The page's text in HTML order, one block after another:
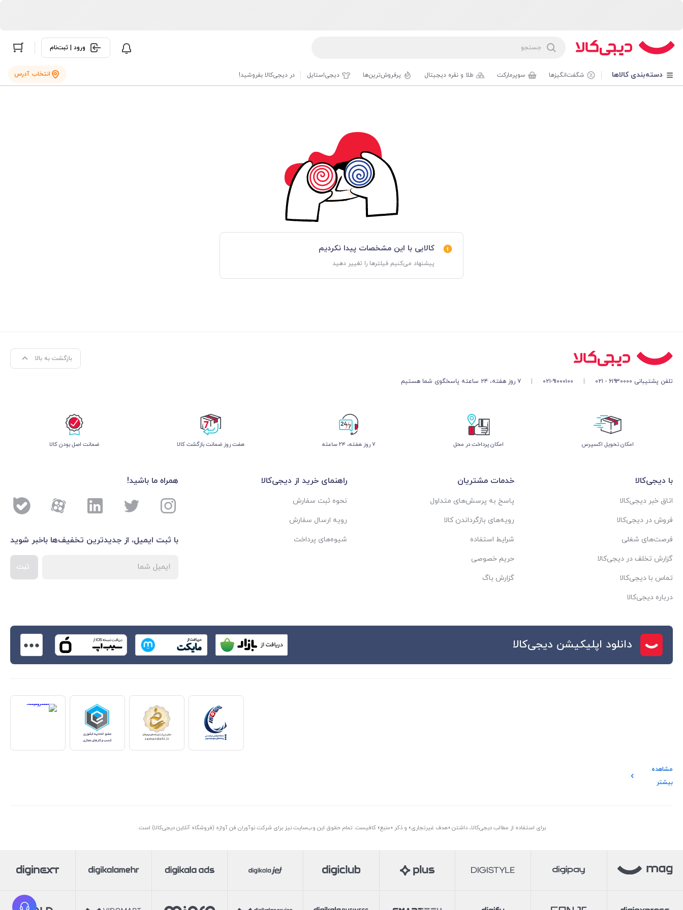
ورود | ثبت‌نام
دسته‌بندی کالاها شگفت‌انگیزها سوپرمارکت طلا و نقره دیجیتال پرفروش‌ترین‌ها دیجی‌استایل در دیجی‌کالا بفروشید! انتخاب آدرس
کالایی با این مشخصات پیدا نکردیم
پیشنهاد می‌کنیم فیلترها را تغییر دهید
بازگشت به بالا
تلفن پشتیبانی ۶۱۹۳۰۰۰۰ - ۰۲۱ ۰۲۱-۹۱۰۰۰۱۰۰ ۷ روز هفته، ۲۴ ساعته پاسخگوی شما هستیم
اﻣﮑﺎن ﺗﺤﻮﯾﻞ اﮐﺴﭙﺮس امکان پرداخت در محل ۷ روز ﻫﻔﺘﻪ، ۲۴ ﺳﺎﻋﺘﻪ هفت روز ضمانت بازگشت کالا ﺿﻤﺎﻧﺖ اﺻﻞ ﺑﻮدن ﮐﺎﻟﺎ
با دیجی‌کالا
اتاق خبر دیجی‌کالا
فروش در دیجی‌کالا
فرصت‌های شغلی
گزارش تخلف در دیجی‌کالا
تماس با دیجی‌کالا
درباره دیجی‌کالا
خدمات مشتریان
پاسخ به پرسش‌های متداول
رویه‌های بازگرداندن کالا
شرایط استفاده
حریم خصوصی
گزارش باگ
راهنمای خرید از دیجی‌کالا
نحوه ثبت سفارش
رویه ارسال سفارش
شیوه‌های پرداخت
همراه ما باشید!
با ثبت ایمیل، از جدید‌ترین تخفیف‌ها با‌خبر شوید
ثبت
دانلود اپلیکیشن دیجی‌کالا
اطلاعات بیشتر
مشاهده
بیشتر
برای استفاده از مطالب دیجی‌کالا، داشتن «هدف غیرتجاری» و ذکر «منبع» کافیست. تمام حقوق اين وب‌سايت نیز برای شرکت نوآوران فن آوازه (فروشگاه آنلاین دیجی‌کالا) است.